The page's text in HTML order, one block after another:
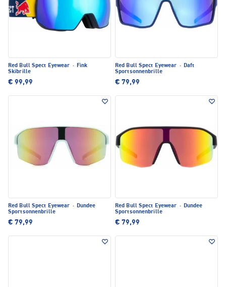
Red Bull Spect Eyewear · Fink
Skibrille
€ 99,99
Red Bull Spect Eyewear · Daft
Sportsonnenbrille
€ 79,99
Red Bull Spect Eyewear · Dundee
Sportsonnenbrille
€ 79,99
Red Bull Spect Eyewear · Dundee
Sportsonnenbrille
€ 79,99